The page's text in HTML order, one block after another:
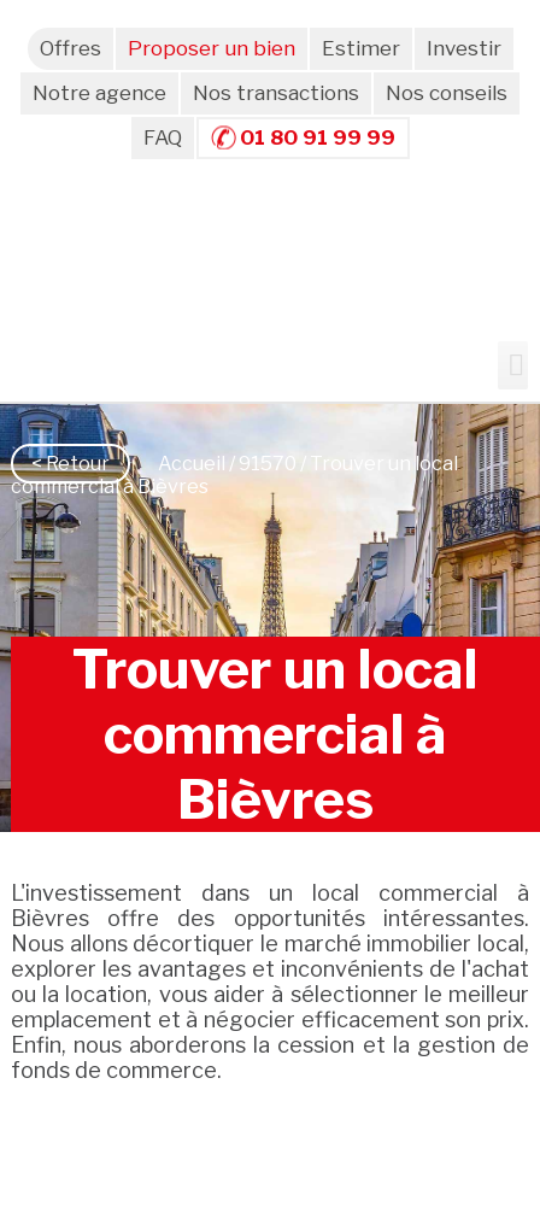
Offres Proposer un bien Estimer
Investir
Notre agence
Nos transactions
Nos conseils
FAQ
01 80 91 99 99
< Retour Accueil / 91570 / Trouver un local
commercial à Bièvres
Trouver un local
commercial à
Bièvres
L'investissement dans un local commercial à
Bièvres offre des opportunités intéressantes.
Nous allons décortiquer le marché immobilier local,
explorer les avantages et inconvénients de l'achat
ou la location, vous aider à sélectionner le meilleur
emplacement et à négocier efficacement son prix.
Enfin, nous aborderons la cession et la gestion de
fonds de commerce.